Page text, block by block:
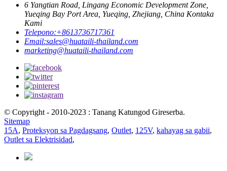
6 Yangtian Road, Lingang Economic Development Zone,
Yueqing Bay Port Area, Yueqing, Zhejiang, China Kontaka
Kami
Telepono:+8613736717361
Email:sales@huataili-thailand.com
marketing@huataili-thailand.com
© Copyright - 2010-2023 : Tanang Katungod Gireserba.
Sitemap
15A, Proteksyon sa Pagdagsang, Outlet, 125V, kahayag sa gabii,
Outlet sa Elektrisidad,